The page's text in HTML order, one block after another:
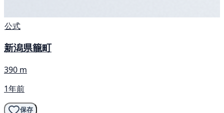
公式
新潟県籠町
390 m
1年前
保存